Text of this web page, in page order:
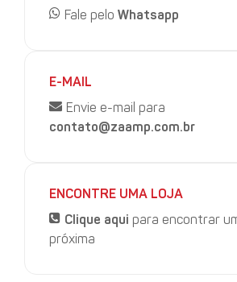
Fale pelo Whatsapp
E-MAIL
Envie e-mail para
contato@zaamp.com.br
ENCONTRE UMA LOJA
Clique aqui para encontrar
próxima